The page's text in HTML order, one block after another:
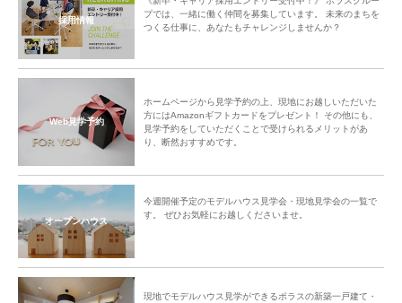
採用情報
プでは、一緒に働く仲間を募集しています。 未来のまちを
つくる仕事に、あなたもチャレンジしませんか？
Web見学予約
ホームページから見学予約の上、現地にお越しいただいた
方にはAmazonギフトカードをプレゼント！ その他にも、
見学予約をしていただくことで受けられるメリットがあ
り、断然おすすめです。
オープンハウス
今週開催予定のモデルハウス見学会・現地見学会の一覧で
す。 ぜひお気軽にお越しくださいませ。
現地でモデルハウス見学ができるポラスの新築一戸建て・